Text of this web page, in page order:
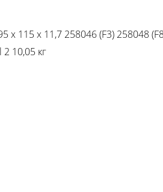
x 115 x 11,7 258046 (F3) 258048
10,05 кг